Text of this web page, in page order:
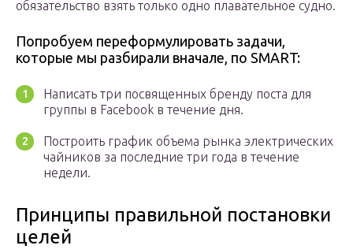
обязательство взять только одно плавательное судно.
Попробуем переформулировать задачи,
которые мы разбирали вначале, по SMART:
Написать три посвященных бренду поста для
группы в Facebook в течение дня.
Построить график объема рынка электрических
чайников за последние три года в течение
недели.
Принципы правильной постановки
целей